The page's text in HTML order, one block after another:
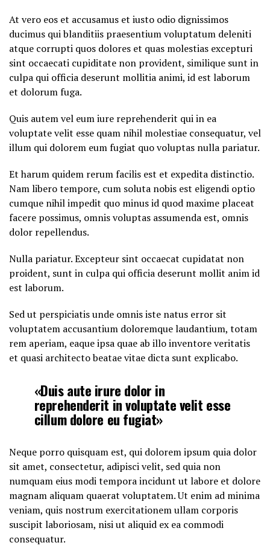
At vero eos et accusamus et iusto odio dignissimos
ducimus qui blanditiis praesentium voluptatum deleniti
atque corrupti quos dolores et quas molestias excepturi
sint occaecati cupiditate non provident, similique sunt in
culpa qui officia deserunt mollitia animi, id est laborum
et dolorum fuga.
Quis autem vel eum iure reprehenderit qui in ea
voluptate velit esse quam nihil molestiae consequatur, vel
illum qui dolorem eum fugiat quo voluptas nulla pariatur.
Et harum quidem rerum facilis est et expedita distinctio.
Nam libero tempore, cum soluta nobis est eligendi optio
cumque nihil impedit quo minus id quod maxime placeat
facere possimus, omnis voluptas assumenda est, omnis
dolor repellendus.
Nulla pariatur. Excepteur sint occaecat cupidatat non
proident, sunt in culpa qui officia deserunt mollit anim id
est laborum.
Sed ut perspiciatis unde omnis iste natus error sit
voluptatem accusantium doloremque laudantium, totam
rem aperiam, eaque ipsa quae ab illo inventore veritatis
et quasi architecto beatae vitae dicta sunt explicabo.
«Duis aute irure dolor in
reprehenderit in voluptate velit esse
cillum dolore eu fugiat»
Neque porro quisquam est, qui dolorem ipsum quia dolor
sit amet, consectetur, adipisci velit, sed quia non
numquam eius modi tempora incidunt ut labore et dolore
magnam aliquam quaerat voluptatem. Ut enim ad minima
veniam, quis nostrum exercitationem ullam corporis
suscipit laboriosam, nisi ut aliquid ex ea commodi
consequatur.